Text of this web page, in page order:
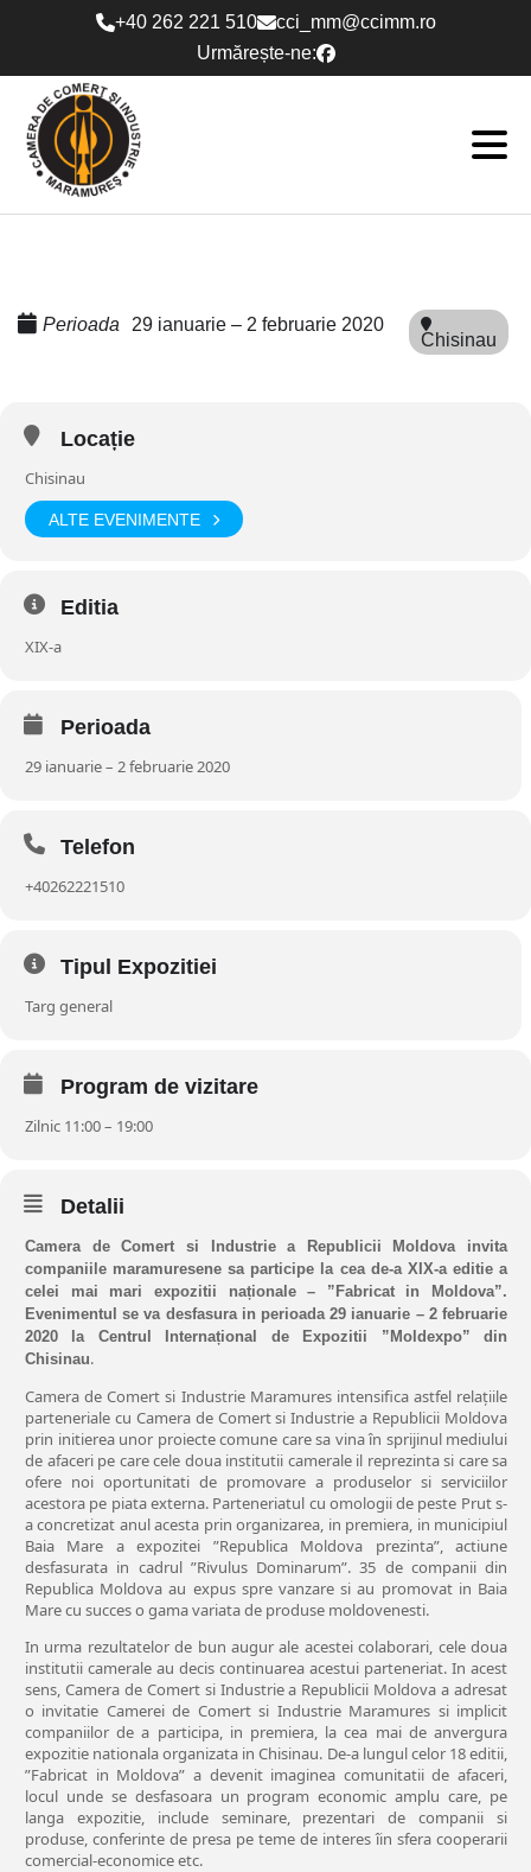
content
+40 262 221 510
cci_mm@ccimm.ro
Urmărește-ne:
Perioada 29 ianuarie – 2 februarie 2020
Chisinau
Locație
Chisinau
ALTE EVENIMENTE
Editia
XIX-a
Perioada
29 ianuarie – 2 februarie 2020
Telefon
+40262221510
Tipul Expozitiei
Targ general
Program de vizitare
Zilnic 11:00 – 19:00
Detalii
Camera de Comert si Industrie a Republicii Moldova invita
companiile maramuresene sa participe la cea de-a XIX-a editie a
celei mai mari expozitii naționale – ”Fabricat in Moldova”.
Evenimentul se va desfasura in perioada 29 ianuarie – 2 februarie
2020 la Centrul Internațional de Expozitii ”Moldexpo” din
Chisinau.
Camera de Comert si Industrie Maramures intensifica astfel relațiile
parteneriale cu Camera de Comert si Industrie a Republicii Moldova
prin initierea unor proiecte comune care sa vina în sprijinul mediului
de afaceri pe care cele doua institutii camerale il reprezinta si care sa
ofere noi oportunitati de promovare a produselor si serviciilor
acestora pe piata externa. Parteneriatul cu omologii de peste Prut s-
a concretizat anul acesta prin organizarea, in premiera, in municipiul
Baia Mare a expozitei ”Republica Moldova prezinta”, actiune
desfasurata in cadrul ”Rivulus Dominarum”. 35 de companii din
Republica Moldova au expus spre vanzare si au promovat in Baia
Mare cu succes o gama variata de produse moldovenesti.
In urma rezultatelor de bun augur ale acestei colaborari, cele doua
institutii camerale au decis continuarea acestui parteneriat. In acest
sens, Camera de Comert si Industrie a Republicii Moldova a adresat
o invitatie Camerei de Comert si Industrie Maramures si implicit
companiilor de a participa, in premiera, la cea mai de anvergura
expozitie nationala organizata in Chisinau. De-a lungul celor 18 editii,
”Fabricat in Moldova” a devenit imaginea comunitatii de afaceri,
locul unde se desfasoara un program economic amplu care, pe
langa expozitie, include seminare, prezentari de companii si
produse, conferinte de presa pe teme de interes îin sfera cooperarii
comercial-economice etc.